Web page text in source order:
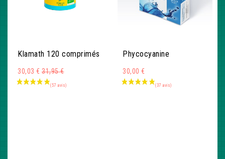
Klamath 120 comprimés
30,03 € Montant
31,95 €
Phycocyanine
30,00 €